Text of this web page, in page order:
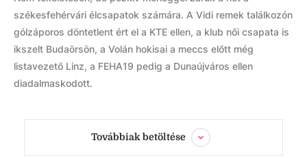
székesfehérvári élcsapatok számára. A Vidi remek találkozón
gólzáporos döntetlent ért el a KTE ellen, a klub női csapata is
ikszelt Budaörsön, a Volán hokisai a meccs előtt még
listavezető Linz, a FEHA19 pedig a Dunaújváros ellen
diadalmaskodott.
Továbbiak betöltése